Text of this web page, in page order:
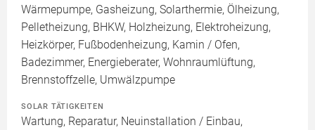
Wärmepumpe, Gasheizung, Solarthermie, Ölheizung,
Pelletheizung, BHKW, Holzheizung, Elektroheizung,
Heizkörper, Fußbodenheizung, Kamin / Ofen,
Badezimmer, Energieberater, Wohnraumlüftung,
Brennstoffzelle, Umwälzpumpe
SOLAR TÄTIGKEITEN
Wartung, Reparatur, Neuinstallation / Einbau,